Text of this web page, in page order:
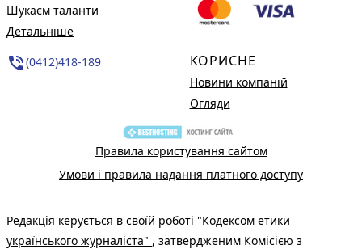
Шукаєм таланти
Детальніше
phone_in_talk(0412)418-189 КОРИСНЕ
Новини компаній
Огляди
Правила користування сайтом
Умови і правила надання платного доступу
Редакція керується в своїй роботі "Кодексом етики
українського журналіста" , затвердженим Комісією з